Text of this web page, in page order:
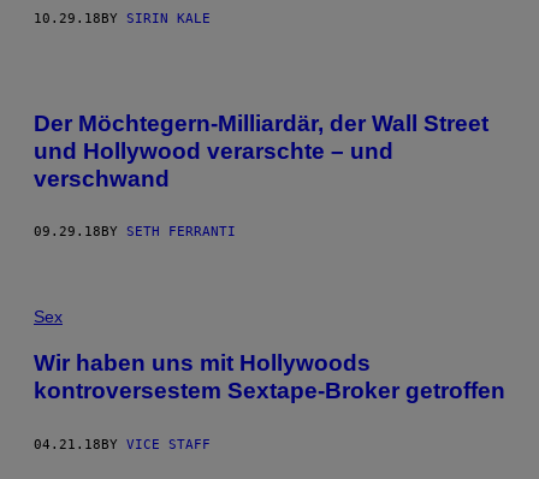
10.29.18BY SIRIN KALE
Der Möchtegern-Milliardär, der Wall Street
und Hollywood verarschte – und
verschwand
09.29.18 BY SETH FERRANTI
Sex
Wir haben uns mit Hollywoods
kontroversestem Sextape-Broker getroffen
04.21.18BY VICE STAFF